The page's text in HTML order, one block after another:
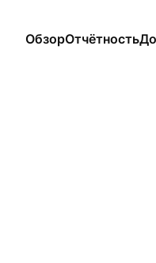
ОбзорОтчётность